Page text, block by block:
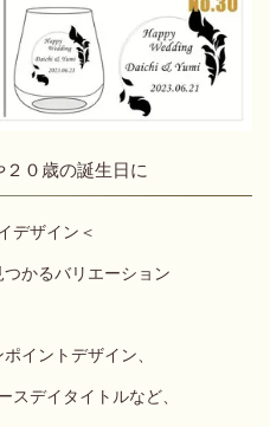
０歳の誕生日に
デザイン＜
かるバリエーション
イントデザイン、
スデイタイトルなど、